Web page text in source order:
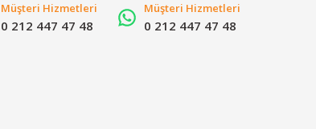
Müşteri Hizmetleri
0 212 447 47 48
Müşteri Hizmetleri
0 212 447 47 48